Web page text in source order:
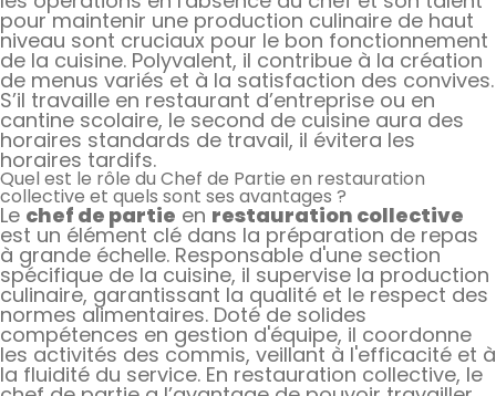
pour maintenir une production culinaire de haut
niveau sont cruciaux pour le bon fonctionnement
de la cuisine. Polyvalent, il contribue à la création
de menus variés et à la satisfaction des convives.
S’il travaille en restaurant d’entreprise ou en
cantine scolaire, le second de cuisine aura des
horaires standards de travail, il évitera les
horaires tardifs.
Quel est le rôle du Chef de Partie en restauration
collective et quels sont ses avantages ?
Le chef de partie en restauration collective
est un élément clé dans la préparation de repas
à grande échelle. Responsable d'une section
spécifique de la cuisine, il supervise la production
culinaire, garantissant la qualité et le respect des
normes alimentaires. Doté de solides
compétences en gestion d'équipe, il coordonne
les activités des commis, veillant à l'efficacité et à
la fluidité du service. En restauration collective, le